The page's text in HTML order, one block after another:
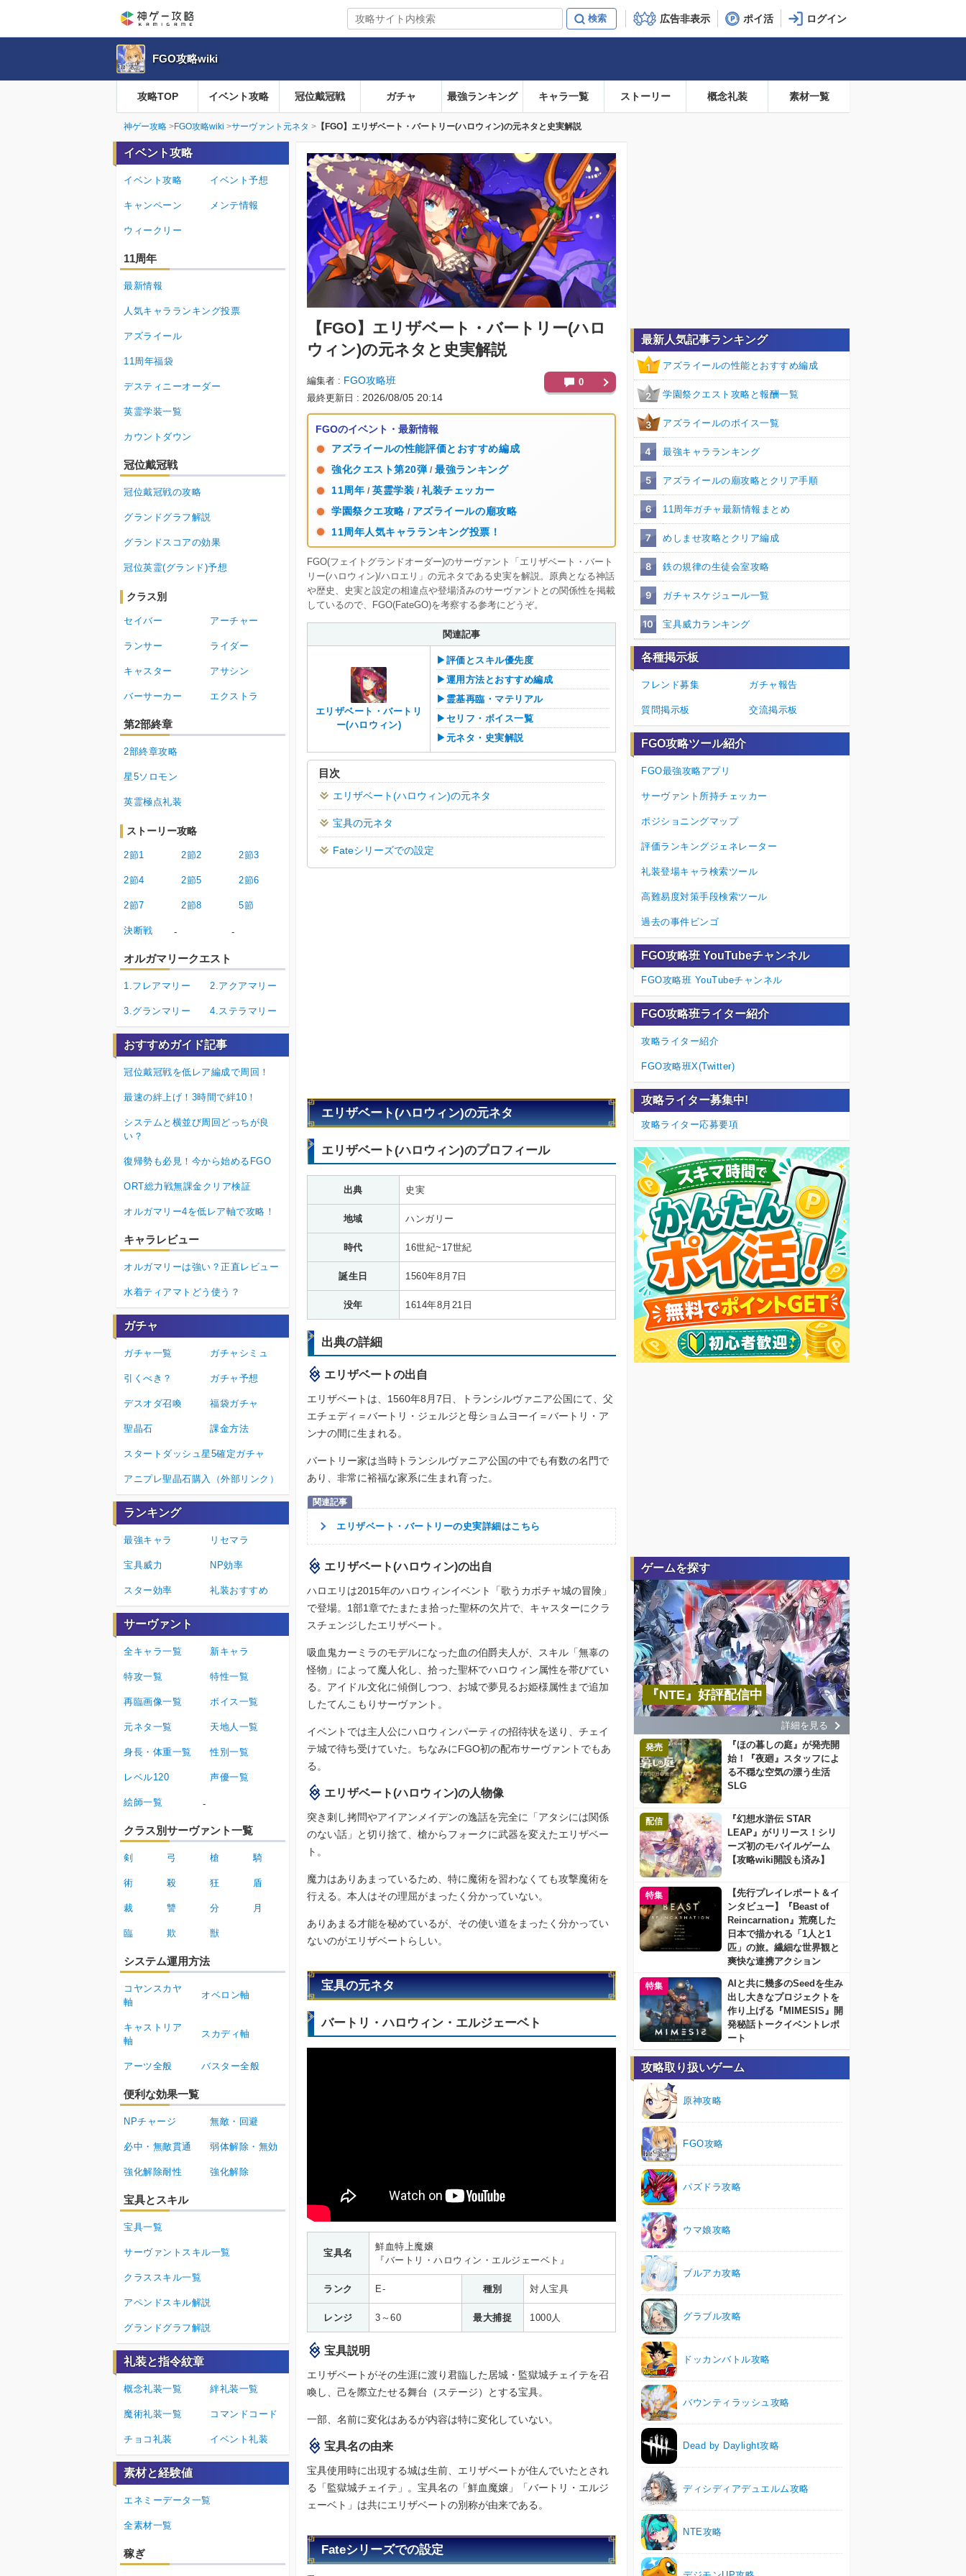
広告非表示 ポイ活
FGO攻略wiki
攻略TOP イベント攻略 冠位戴冠戦 ガチャ 最強ランキング キャラ一覧 ストーリー 概念礼装 素材一覧
神ゲー攻略 FGO攻略wiki サーヴァント元ネタ 【FGO】エリザベート・バートリー(ハロウィン)の元ネタと史実解説
【FGO】 エリザベート・バートリー(ハロ
ウィン)の元ネタと史実解説
編集者 FGO攻略班
最終更新日 2026/08/05 20:14
0
FGOのイベント・最新情報
アズライールの性能評価とおすすめ編成
強化クエスト第20弾 / 最強ランキング
11周年 / 英霊学装 / 礼装チェッカー
学園祭クエ攻略 / アズライールの廟攻略
11周年人気キャラランキング投票！
FGO(フェイトグランドオーダー)のサーヴァント「エリザベート・バート
リー(ハロウィン)/ハロエリ」の元ネタである史実を解説。原典となる神話
や歴史、史実と設定の相違点や登場済みのサーヴァントとの関係性を掲載
しているので、FGO(FateGO)を考察する参考にどうぞ。
関連記事
エリザベート・バートリ
ー(ハロウィン)
▶︎評価とスキル優先度
▶︎運用方法とおすすめ編成
▶︎霊基再臨・マテリアル
▶︎セリフ・ボイス一覧
▶︎元ネタ・史実解説
目次
エリザベート(ハロウィン)の元ネタ
宝具の元ネタ
Fateシリーズでの設定
エリザベート(ハロウィン)の元ネタ
エリザベート(ハロウィン)のプロフィール
出典 史実
地域 ハンガリー
時代 16世紀~17世紀
誕生日 1560年8月7日
没年 1614年8月21日
出典の詳細
エリザベートの出自
エリザベートは、1560年8月7日、トランシルヴァニア公国にて、父
エチェディ＝バートリ・ジェルジと母ショムヨーイ＝バートリ・ア
ンナの間に生まれる。
バートリー家は当時トランシルヴァニア公国の中でも有数の名門で
あり、非常に裕福な家系に生まれ育った。
エリザベート・バートリーの史実詳細はこちら
エリザベート(ハロウィン)の出自
ハロエリは2015年のハロウィンイベント「歌うカボチャ城の冒険」
で登場。1部1章でたまたま拾った聖杯の欠片で、キャスターにクラ
スチェンジしたエリザベート。
吸血鬼カーミラのモデルになった血の伯爵夫人が、スキル「無辜の
怪物」によって魔人化し、拾った聖杯でハロウィン属性を帯びてい
る。アイドル文化に傾倒しつつ、お城で夢見るお姫様属性まで追加
したてんこもりサーヴァント。
イベントでは主人公にハロウィンパーティの招待状を送り、チェイ
テ城で待ち受けていた。ちなみにFGO初の配布サーヴァントでもあ
る。
エリザベート(ハロウィン)の人物像
突き刺し拷問やアイアンメイデンの逸話を完全に「アタシには関係
のない話」と切り捨て、槍からフォークに武器を変えたエリザベー
ト。
魔力はありあまっているため、特に魔術を習わなくても攻撃魔術を
行える。本人はその理屈がまったく分かっていない。
ありあまる才能を秘めているが、その使い道をまったく分かってい
ないのがエリザベートらしい。
宝具の元ネタ
バートリ・ハロウィン・エルジェーベト
宝具名
鮮血特上魔嬢
『バートリ・ハロウィン・エルジェーベト』
ランク E- 種別 対人宝具
レンジ 3～60 最大捕捉 1000人
宝具説明
エリザベートがその生涯に渡り君臨した居城・監獄城チェイテを召
喚し、己を際立たせる舞台（ステージ）とする宝具。
一部、名前に変化はあるが内容は特に変化していない。
宝具名の由来
宝具使用時に出現する城は生前、エリザベートが住んでいたとされ
る「監獄城チェイテ」。宝具名の「鮮血魔嬢」「バートリ・エルジ
ェーベト」は共にエリザベートの別称が由来である。
Fateシリーズでの設定
最新人気記事ランキング
1 アズライールの性能とおすすめ編成
2 学園祭クエスト攻略と報酬一覧
3 アズライールのボイス一覧
4 最強キャラランキング
5 アズライールの廟攻略とクリア手順
6 11周年ガチャ最新情報まとめ
7 めしませ攻略とクリア編成
8 鉄の規律の生徒会室攻略
9 ガチャスケジュール一覧
10 宝具威力ランキング
各種掲示板
フレンド募集 ガチャ報告
質問掲示板 交流掲示板
FGO攻略ツール紹介
FGO最強攻略アプリ
サーヴァント所持チェッカー
ポジショニングマップ
評価ランキングジェネレーター
礼装登場キャラ検索ツール
高難易度対策手段検索ツール
過去の事件ビンゴ
FGO攻略班 YouTubeチャンネル
FGO攻略班 YouTubeチャンネル
FGO攻略班ライター紹介
攻略ライター紹介
FGO攻略班X(Twitter)
攻略ライター募集中!
攻略ライター応募要項
ゲームを探す
『NTE』好評配信中
詳細を見る
発売
『ほの暮しの庭』が発売開
始！『夜廻』スタッフによ
る不穏な空気の漂う生活
SLG
配信
『幻想水滸伝 STAR
LEAP』がリリース！シリ
ーズ初のモバイルゲーム
【攻略wiki開設も済み】
特集
【先行プレイレポート＆イ
ンタビュー】『Beast of
Reincarnation』荒廃した
日本で描かれる「1人と1
匹」の旅。繊細な世界観と
爽快な連携アクション
特集
AIと共に幾多のSeedを生み
出し大きなプロジェクトを
作り上げる『MIMESIS』開
発秘話トークイベントレポ
ート
攻略取り扱いゲーム
原神攻略
FGO攻略
パズドラ攻略
ウマ娘攻略
ブルアカ攻略
グラブル攻略
ドッカンバトル攻略
バウンティラッシュ攻略
Dead by Daylight攻略
ディシディアデュエルム攻略
NTE攻略
イベント攻略
イベント攻略 イベント予想
キャンペーン メンテ情報
ウィークリー
11周年
最新情報
人気キャラランキング投票
アズライール
11周年福袋
デスティニーオーダー
英霊学装一覧
カウントダウン
冠位戴冠戦
冠位戴冠戦の攻略
グランドグラフ解説
グランドスコアの効果
冠位英霊(グランド)予想
クラス別
セイバー アーチャー
ランサー ライダー
キャスター アサシン
バーサーカー エクストラ
第2部終章
2部終章攻略
星5ソロモン
英霊極点礼装
ストーリー攻略
2節1 2節2 2節3
2節4 2節5 2節6
2節7 2節8 5節
決断戦 - -
オルガマリークエスト
1.フレアマリー 2.アクアマリー
3.グランマリー 4.ステラマリー
おすすめガイド記事
冠位戴冠戦を低レア編成で周回！
最速の絆上げ！3時間で絆10！
システムと横並び周回どっちが良
い？
復帰勢も必見！今から始めるFGO
ORT総力戦無課金クリア検証
オルガマリー4を低レア軸で攻略！
キャラレビュー
オルガマリーは強い？正直レビュー
水着ティアマトどう使う？
ガチャ
ガチャ一覧 ガチャシミュ
引くべき？ ガチャ予想
デスオダ召喚 福袋ガチャ
聖晶石 課金方法
スタートダッシュ星5確定ガチャ
アニプレ聖晶石購入（外部リンク）
ランキング
最強キャラ リセマラ
宝具威力 NP効率
スター効率 礼装おすすめ
サーヴァント
全キャラ一覧 新キャラ
特攻一覧 特性一覧
再臨画像一覧 ボイス一覧
元ネタ一覧 天地人一覧
身長・体重一覧 性別一覧
レベル120 声優一覧
絵師一覧 -
クラス別サーヴァント一覧
剣 弓 槍 騎
術 殺 狂 盾
裁 讐 分 月
臨 欺 獣
システム運用方法
コヤンスカヤ
軸
オベロン軸
キャストリア
軸
スカディ軸
アーツ全般 バスター全般
便利な効果一覧
NPチャージ 無敵・回避
必中・無敵貫通 弱体解除・無効
強化解除耐性 強化解除
宝具とスキル
宝具一覧
サーヴァントスキル一覧
クラススキル一覧
アペンドスキル解説
グランドグラフ解説
礼装と指令紋章
概念礼装一覧 絆礼装一覧
魔術礼装一覧 コマンドコード
チョコ礼装 イベント礼装
素材と経験値
エネミーデータ一覧
全素材一覧
稼ぎ